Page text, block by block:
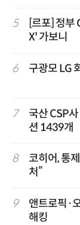
5
[르포] 정
X' 가보니
6 구광모 LG
7
국산 CSP
션 1439개
8
코히어, 통
처”
9
앤트로픽·
해킹